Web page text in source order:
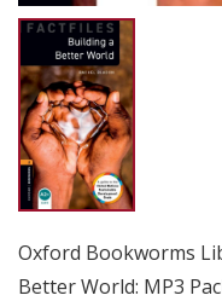
Oxford Bookworms
Better World: MP3